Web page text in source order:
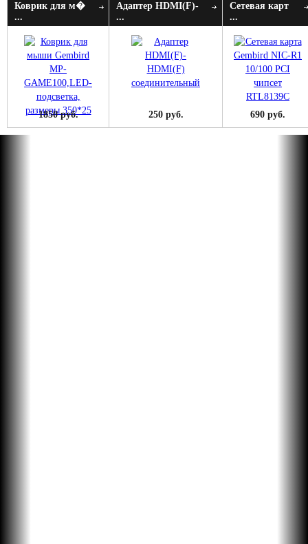
Коврик для м�
...
1850 руб.
Адаптер HDMI(F)-
...
250 руб.
Сетевая карт
...
690 руб.